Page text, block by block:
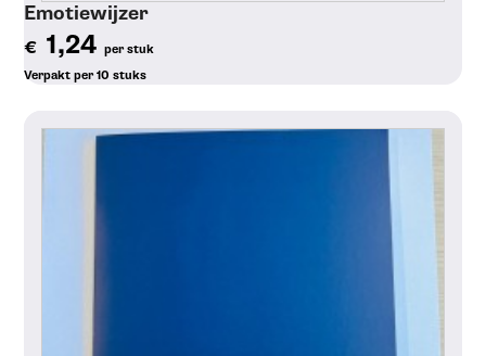
Emotiewijzer
€ 1,24per stuk
Verpakt per 10 stuks